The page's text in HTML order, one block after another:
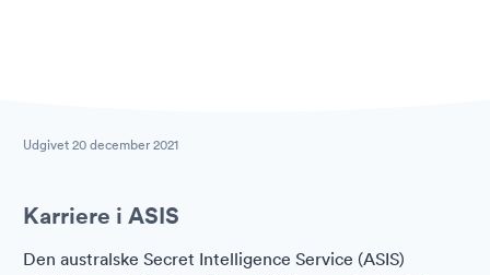
Udgivet20 december 2021
Karriere i ASIS
Den australske Secret Intelligence Service (ASIS)